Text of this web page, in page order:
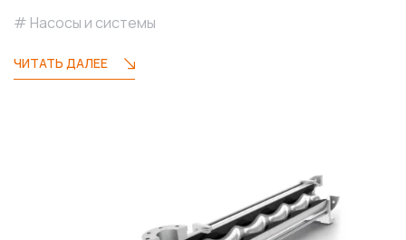
Насосы и системы
ЧИТАТЬ ДАЛЕЕ